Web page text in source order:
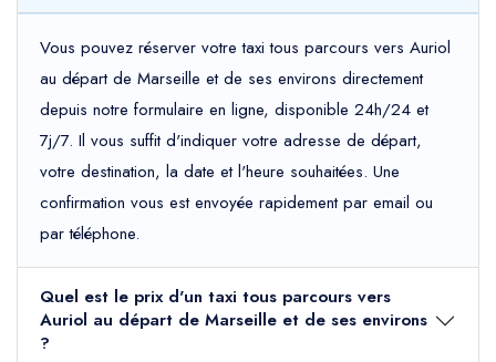
Vous pouvez réserver votre taxi tous parcours vers Auriol
au départ de Marseille et de ses environs directement
depuis notre formulaire en ligne, disponible 24h/24 et
7j/7. Il vous suffit d'indiquer votre adresse de départ,
votre destination, la date et l'heure souhaitées. Une
confirmation vous est envoyée rapidement par email ou
par téléphone.
Quel est le prix d'un taxi tous parcours vers
Auriol au départ de Marseille et de ses environs
?